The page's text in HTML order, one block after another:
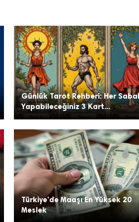
Günlük Tarot Rehberi: Her
Yapabileceğiniz 3 Kart...
Türkiye’de Maaşı En Yüksek 20
Meslek